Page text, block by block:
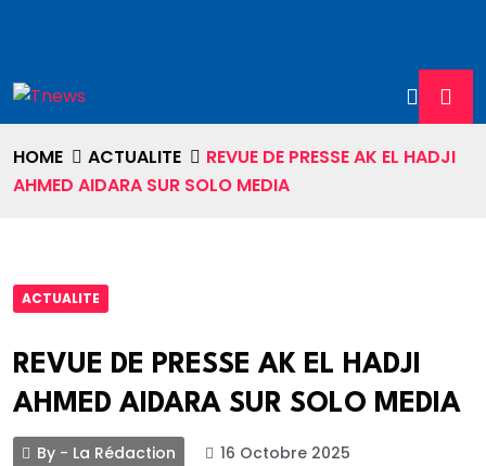
HOME ACTUALITE
REVUE DE PRESSE AK EL HADJI
AHMED AIDARA SUR SOLO MEDIA
ACTUALITE
REVUE DE PRESSE AK EL HADJI
AHMED AIDARA SUR SOLO MEDIA
By - La Rédaction
16 Octobre 2025